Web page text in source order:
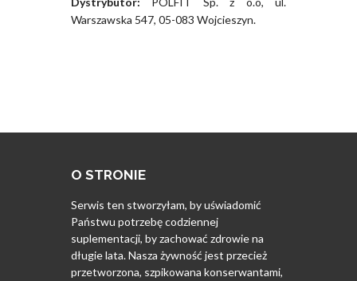
Warszawska 547, 05-083 Wojcieszyn.
O STRONIE
Serwis ten stworzyłam, by uświadomić
Państwu potrzebę codziennej
suplementacji, by zachować zdrowie na
długie lata. Nasza żywność jest przecież
przetworzona, szpikowana konserwantami,